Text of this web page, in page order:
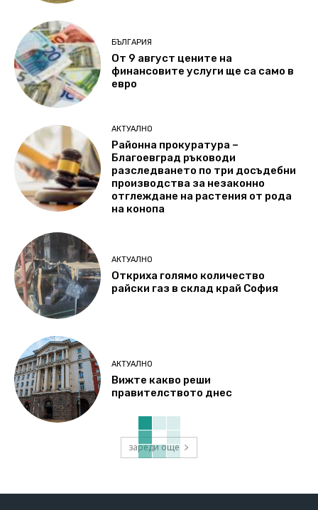
БЪЛГАРИЯ
От 9 август цените на
финансовите услуги ще са само в
евро
АКТУАЛНО
Районна прокуратура –
Благоевград ръководи
разследването по три досъдебни
производства за незаконно
отглеждане на растения от рода
на конопа
АКТУАЛНО
Откриха голямо количество
райски газ в склад край София
АКТУАЛНО
Вижте какво реши
правителството днес
зареди още